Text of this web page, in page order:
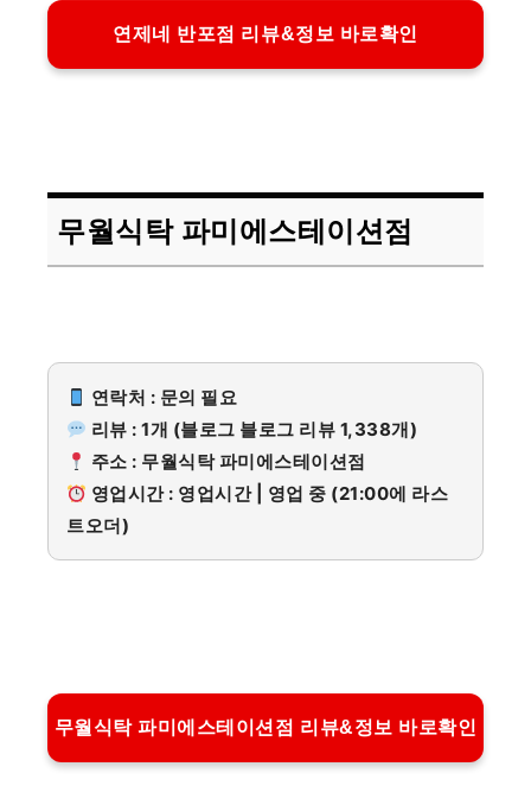
연제네 반포점 리뷰&정보 바로확인
무월식탁 파미에스테이션점
연락처 : 문의 필요
리뷰 : 1개 (블로그 블로그 리뷰 1,338개)
주소 : 무월식탁 파미에스테이션점
영업시간 : 영업시간 | 영업 중 (21:00에 라스
트오더)
무월식탁 파미에스테이션점 리뷰&정보 바로확인